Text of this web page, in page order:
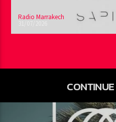
Radio Marrakech